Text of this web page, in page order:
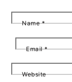
Name*
Email*
Website